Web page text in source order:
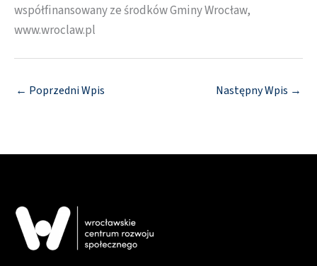
współfinansowany ze środków Gminy Wrocław,
www.wroclaw.pl
← Poprzedni Wpis Następny Wpis →